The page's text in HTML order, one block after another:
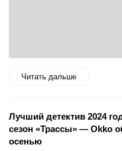
Читать дальше
Лучший детектив 2024
сезон «Трассы» — Okko
осенью